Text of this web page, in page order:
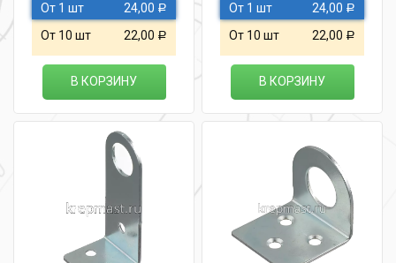
От 1 шт 24,00 Р
От 10 шт 22,00 Р
В КОРЗИНУ
От 1 шт 24,00 Р
От 10 шт 22,00 Р
В КОРЗИНУ